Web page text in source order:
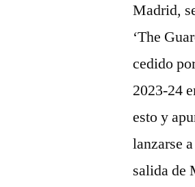
Madrid,
‘The
cedido
2023-24
esto y
lanzarse
salida de